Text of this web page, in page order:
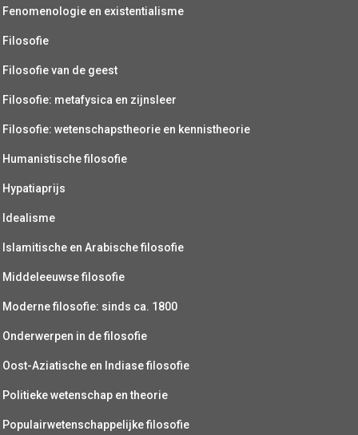
Fenomenologie en existentialisme
Filosofie
Filosofie van de geest
Filosofie: metafysica en zijnsleer
Filosofie: wetenschapstheorie en kennistheorie
Humanistische filosofie
Hypatiaprijs
Idealisme
Islamitische en Arabische filosofie
Middeleeuwse filosofie
Moderne filosofie: sinds ca. 1800
Onderwerpen in de filosofie
Oost-Aziatische en Indiase filosofie
Politieke wetenschap en theorie
Populairwetenschappelijke filosofie